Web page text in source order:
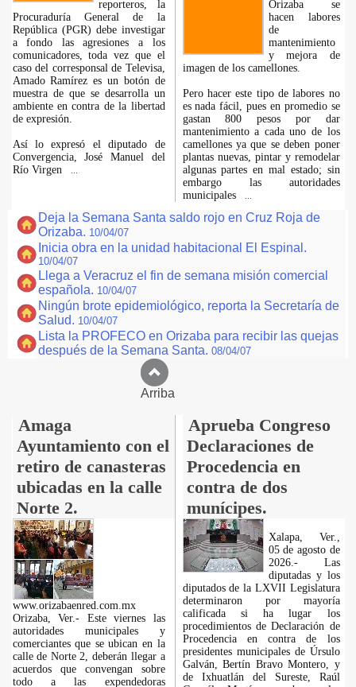
reporteros, la
Procuraduría General de la
República (PGR) debe investigar
a fondo las agresiones a los
comunicadores, toda vez que el
caso del corresponsal de Televisa,
Amado Ramírez es un botón de
muestra de que se desarrolla un
ambiente en contra de la libertad
de expresión.
Así lo expresó el diputado de
Convergencia, José Manuel del
Río Virgen
Orizaba se
hacen labores
de
mantenimiento
y mejora de
imagen de los camellones.
Pero hacer este tipo de labores no
es nada fácil, pues en promedio se
gastan 800 pesos por dar
mantenimiento a cada uno de los
camellones ya que se deben poner
plantas nuevas, pintar y remodelar
algunas partes en mal estado; sin
embargo las autoridades
municipales
Deja la Semana Santa saldo rojo en Cruz Roja de
Orizaba. 10/04/07
Inicia obra en la unidad habitacional El Espinal.
10/04/07
Llega a Veracruz el fin de semana misión comercial
española. 10/04/07
Ningún brote epidemiológico, reporta la Secretaría de
Salud. 10/04/07
Lista la PROFECO en Orizaba para recibir las quejas
después de la Semana Santa. 08/04/07
Arriba
Amaga
Ayuntamiento con el
retiro de canasteras
ubicadas en la calle
Norte 2.
Aprueba Congreso
Declaraciones de
Procedencia en
contra de dos
munícipes.
www.orizabaenred.com.mx
Orizaba, Ver.- Este viernes las
autoridades municipales y
comerciantes que se ubican en la
calle de Norte 2, deberán llegar a
acuerdos que convengan sobre
todo a las expendedoras
Xalapa, Ver.,
05 de agosto de
2026.- Las
diputadas y los
diputados de la LXVII Legislatura
determinaron por mayoría
calificada si ha lugar los
procedimientos de Declaración de
Procedencia en contra de los
presidentes municipales de Úrsulo
Galván, Bertín Bravo Montero, y
de Ixhuatlán del Sureste, Raúl